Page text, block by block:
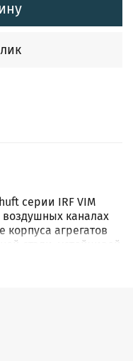
серии IRF VIM
каналах
агрегатов
стали, устойчивой
и образованию
и